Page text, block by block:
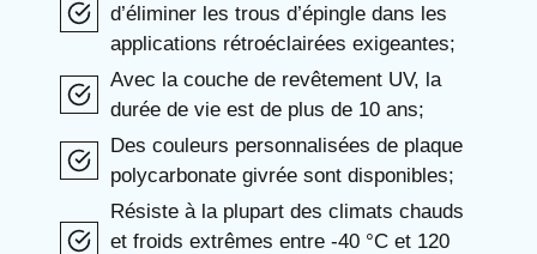
d’éliminer les trous d’épingle dans les
applications rétroéclairées exigeantes;
Avec la couche de revêtement UV, la
durée de vie est de plus de 10 ans;
Des couleurs personnalisées de plaque
polycarbonate givrée sont disponibles;
Résiste à la plupart des climats chauds
et froids extrêmes entre -40 °C et 120